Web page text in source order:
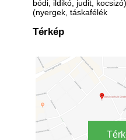
bódi, ildikó, judit,
(nyergek, táskafélék
Térkép